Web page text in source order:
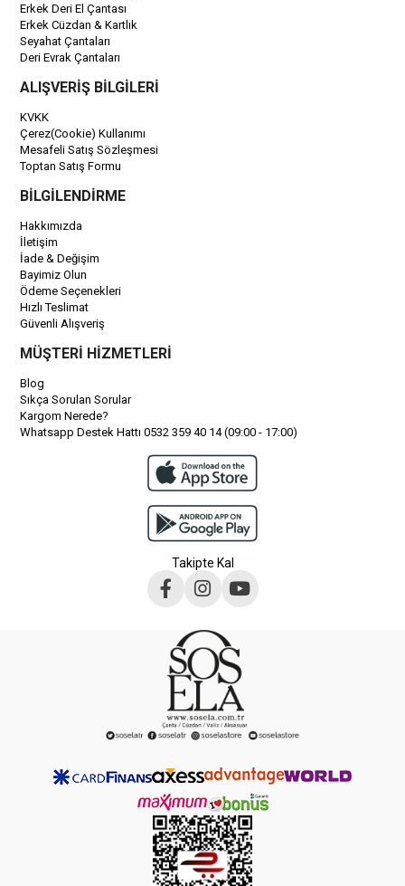
Erkek Deri El Çantası
Erkek Cüzdan & Kartlık
Seyahat Çantaları
Deri Evrak Çantaları
ALIŞVERİŞ BİLGİLERİ
KVKK
Çerez(Cookie) Kullanımı
Mesafeli Satış Sözleşmesi
Toptan Satış Formu
BİLGİLENDİRME
Hakkımızda
İletişim
İade & Değişim
Bayimiz Olun
Ödeme Seçenekleri
Hızlı Teslimat
Güvenli Alışveriş
MÜŞTERİ HİZMETLERİ
Blog
Sıkça Sorulan Sorular
Kargom Nerede?
Whatsapp Destek Hattı 0532 359 40 14 (09:00 - 17:00)
Takipte Kal